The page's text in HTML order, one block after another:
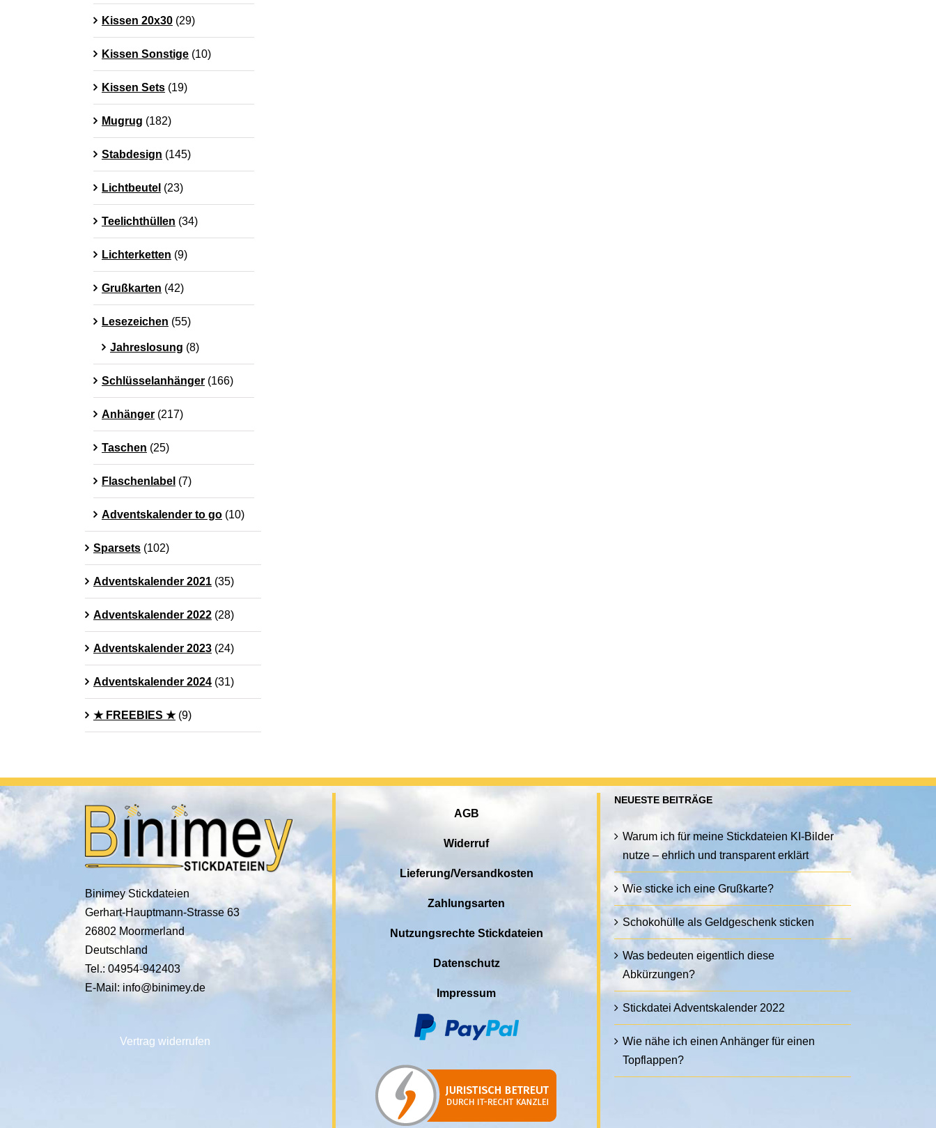
Kissen 20x30 (29)
Kissen Sonstige (10)
Kissen Sets (19)
Mugrug (182)
Stabdesign (145)
Lichtbeutel (23)
Teelichthüllen (34)
Lichterketten (9)
Grußkarten (42)
Lesezeichen (55)
Jahreslosung (8)
Schlüsselanhänger (166)
Anhänger (217)
Taschen (25)
Flaschenlabel (7)
Adventskalender to go (10)
Sparsets (102)
Adventskalender 2021 (35)
Adventskalender 2022 (28)
Adventskalender 2023 (24)
Adventskalender 2024 (31)
★ FREEBIES ★ (9)
Binimey Stickdateien
Gerhart-Hauptmann-Strasse 63
26802 Moormerland
Deutschland
Tel.: 04954-942403
E-Mail: info@binimey.de
Vertrag widerrufen
AGB
Widerruf
Lieferung/Versandkosten
Zahlungsarten
Nutzungsrechte Stickdateien
Datenschutz
Impressum
NEUESTE BEITRÄGE
Warum ich für meine Stickdateien KI-Bilder
nutze – ehrlich und transparent erklärt
Wie sticke ich eine Grußkarte?
Schokohülle als Geldgeschenk sticken
Was bedeuten eigentlich diese
Abkürzungen?
Stickdatei Adventskalender 2022
Wie nähe ich einen Anhänger für einen
Topflappen?